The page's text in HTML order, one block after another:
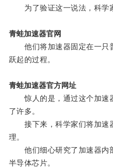
为了验证这一说法，科学家
青蛙加速器官网
他们将加速器固定在一只
跃起的过程。
青蛙加速器官方网址
惊人的是，通过这个加速
了许多。
接下来，科学家们将加速
理。
他们细心研究了加速器内
半导体芯片。